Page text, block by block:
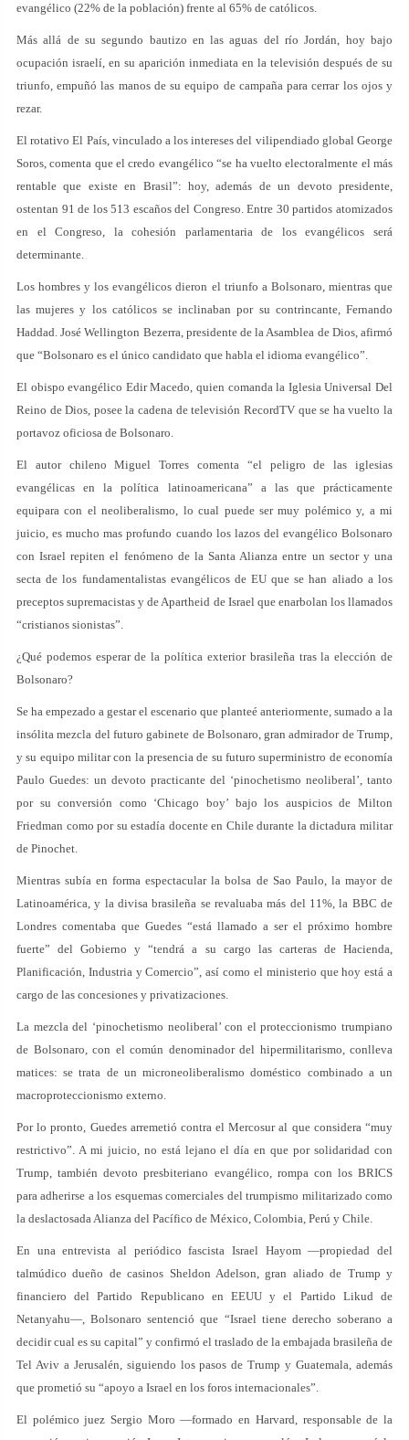
evangélico (22% de la población) frente al 65% de católicos.
Más allá de su segundo bautizo en las aguas del río Jordán, hoy bajo
ocupación israelí, en su aparición inmediata en la televisión después de su
triunfo, empuñó las manos de su equipo de campaña para cerrar los ojos y
rezar.
El rotativo El País, vinculado a los intereses del vilipendiado global George
Soros, comenta que el credo evangélico “se ha vuelto electoralmente el más
rentable que existe en Brasil”: hoy, además de un devoto presidente,
ostentan 91 de los 513 escaños del Congreso. Entre 30 partidos atomizados
en el Congreso, la cohesión parlamentaria de los evangélicos será
determinante.
Los hombres y los evangélicos dieron el triunfo a Bolsonaro, mientras que
las mujeres y los católicos se inclinaban por su contrincante, Fernando
Haddad. José Wellington Bezerra, presidente de la Asamblea de Dios, afirmó
que “Bolsonaro es el único candidato que habla el idioma evangélico”.
El obispo evangélico Edir Macedo, quien comanda la Iglesia Universal Del
Reino de Dios, posee la cadena de televisión RecordTV que se ha vuelto la
portavoz oficiosa de Bolsonaro.
El autor chileno Miguel Torres comenta “el peligro de las iglesias
evangélicas en la política latinoamericana” a las que prácticamente
equipara con el neoliberalismo, lo cual puede ser muy polémico y, a mi
juicio, es mucho mas profundo cuando los lazos del evangélico Bolsonaro
con Israel repiten el fenómeno de la Santa Alianza entre un sector y una
secta de los fundamentalistas evangélicos de EU que se han aliado a los
preceptos supremacistas y de Apartheid de Israel que enarbolan los llamados
“cristianos sionistas”.
¿Qué podemos esperar de la política exterior brasileña tras la elección de
Bolsonaro?
Se ha empezado a gestar el escenario que planteé anteriormente, sumado a la
insólita mezcla del futuro gabinete de Bolsonaro, gran admirador de Trump,
y su equipo militar con la presencia de su futuro superministro de economía
Paulo Guedes: un devoto practicante del ‘pinochetismo neoliberal’, tanto
por su conversión como ‘Chicago boy’ bajo los auspicios de Milton
Friedman como por su estadía docente en Chile durante la dictadura militar
de Pinochet.
Mientras subía en forma espectacular la bolsa de Sao Paulo, la mayor de
Latinoamérica, y la divisa brasileña se revaluaba más del 11%, la BBC de
Londres comentaba que Guedes “está llamado a ser el próximo hombre
fuerte” del Gobierno y “tendrá a su cargo las carteras de Hacienda,
Planificación, Industria y Comercio”, así como el ministerio que hoy está a
cargo de las concesiones y privatizaciones.
La mezcla del ‘pinochetismo neoliberal’ con el proteccionismo trumpiano
de Bolsonaro, con el común denominador del hipermilitarismo, conlleva
matices: se trata de un microneoliberalismo doméstico combinado a un
macroproteccionismo externo.
Por lo pronto, Guedes arremetió contra el Mercosur al que considera “muy
restrictivo”. A mi juicio, no está lejano el día en que por solidaridad con
Trump, también devoto presbiteriano evangélico, rompa con los BRICS
para adherirse a los esquemas comerciales del trumpismo militarizado como
la deslactosada Alianza del Pacífico de México, Colombia, Perú y Chile.
En una entrevista al periódico fascista Israel Hayom —propiedad del
talmúdico dueño de casinos Sheldon Adelson, gran aliado de Trump y
financiero del Partido Republicano en EEUU y el Partido Likud de
Netanyahu—, Bolsonaro sentenció que “Israel tiene derecho soberano a
decidir cual es su capital” y confirmó el traslado de la embajada brasileña de
Tel Aviv a Jerusalén, siguiendo los pasos de Trump y Guatemala, además
que prometió su “apoyo a Israel en los foros internacionales”.
El polémico juez Sergio Moro —formado en Harvard, responsable de la